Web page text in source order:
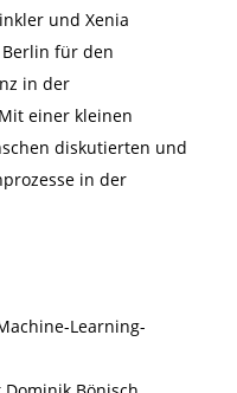
und Xenia
für den
in der
einer kleinen
diskutierten und
in der
Learning-